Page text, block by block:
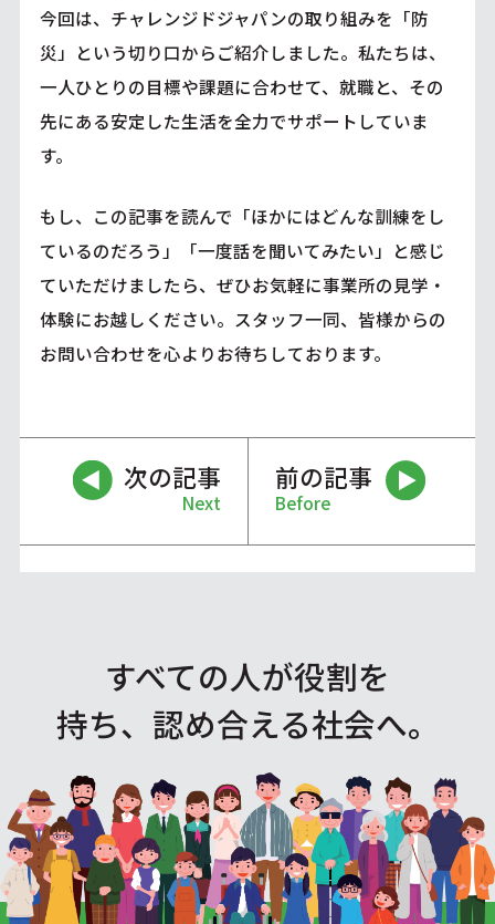
今回は、チャレンジドジャパンの取り組みを「防
災」という切り口からご紹介しました。私たちは、
一人ひとりの目標や課題に合わせて、就職と、その
先にある安定した生活を全力でサポートしていま
す。
もし、この記事を読んで「ほかにはどんな訓練をし
ているのだろう」「一度話を聞いてみたい」と感じ
ていただけましたら、ぜひお気軽に事業所の見学・
体験にお越しください。スタッフ一同、皆様からの
お問い合わせを心よりお待ちしております。
次の記事
Next
前の記事
Before
すべての人が役割を
持ち、認め合える社会へ。